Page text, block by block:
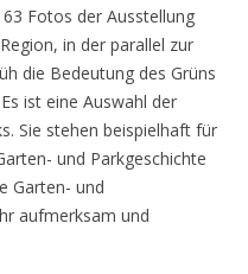
Fotos der Ausstellung
in der parallel zur
die Bedeutung des Grüns
ist eine Auswahl der
Sie stehen beispielhaft für
und Parkgeschichte
Garten- und
aufmerksam und